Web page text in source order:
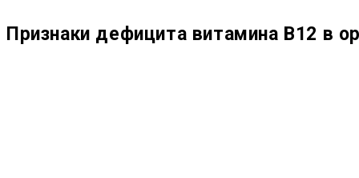
Признаки дефицита витамина В12 в